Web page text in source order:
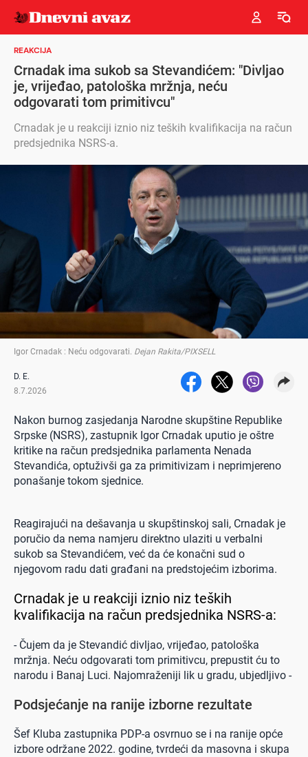
REAKCIJA
Crnadak ima sukob sa Stevandićem: "Divljao
je, vrijeđao, patološka mržnja, neću
odgovarati tom primitivcu"
Crnadak je u reakciji iznio niz teških kvalifikacija na račun
predsjednika NSRS-a.
Igor Crnadak : Neću odgovarati. Dejan Rakita/PIXSELL
D. E.
8.7.2026
Nakon burnog zasjedanja Narodne skupštine Republike
Srpske (NSRS), zastupnik Igor Crnadak uputio je oštre
kritike na račun predsjednika parlamenta Nenada
Stevandića, optuživši ga za primitivizam i neprimjereno
ponašanje tokom sjednice.
Reagirajući na dešavanja u skupštinskoj sali, Crnadak je
poručio da nema namjeru direktno ulaziti u verbalni
sukob sa Stevandićem, već da će konačni sud o
njegovom radu dati građani na predstojećim izborima.
Crnadak je u reakciji iznio niz teških
kvalifikacija na račun predsjednika NSRS-a:
- Čujem da je Stevandić divljao, vrijeđao, patološka
mržnja. Neću odgovarati tom primitivcu, prepustit ću to
narodu i Banaj Luci. Najomraženiji lik u gradu, ubjedljivo -
Podsjećanje na ranije izborne rezultate
Šef Kluba zastupnika PDP-a osvrnuo se i na ranije opće
izbore održane 2022. godine, tvrdeći da masovna i skupa